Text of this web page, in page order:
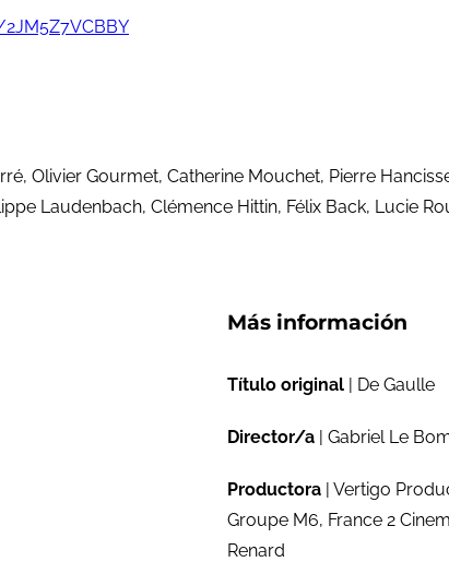
Olivier Gourmet, Catherine Mouchet, Pierre
Laudenbach, Clémence Hittin, Félix Back, Lucie
Más información
Título original | De Gaulle
Director/a | Gabriel Le
Productora | Vertigo
Groupe M6, France 2
Renard